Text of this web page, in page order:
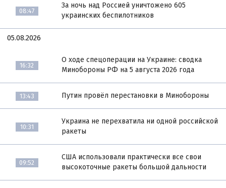
08:47
За ночь над Россией уничтожено 605
украинских беспилотников
05.08.2026
16:32
О ходе спецоперации на Украине: сводка
Минобороны РФ на 5 августа 2026 года
13:43 Путин провёл перестановки в Минобороны
10:31
Украина не перехватила ни одной российской
ракеты
09:52
США использовали практически все свои
высокоточные ракеты большой дальности